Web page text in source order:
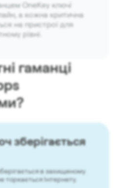
OneKey ключі
а кожна критична
на пристрої для
рівні.
гаманці
зберігається
в захищеному
торкається Інтернету.